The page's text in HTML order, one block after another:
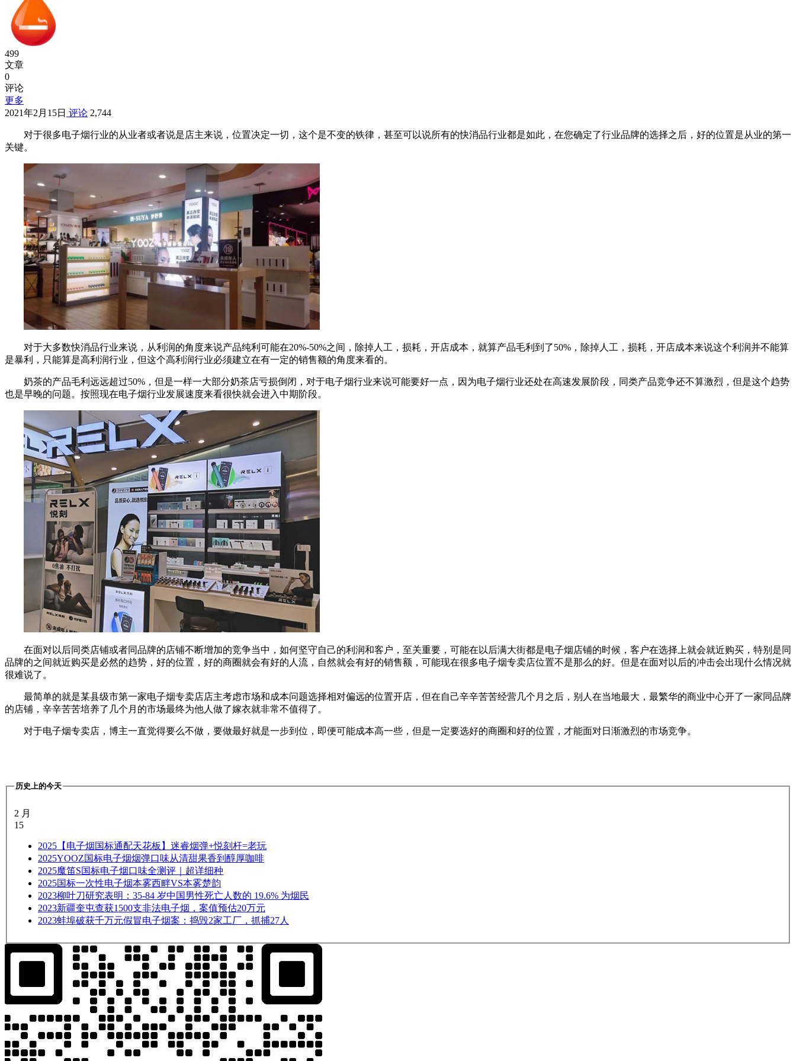
499
文章
0
评论
更多
2021年2月15日 评论 2,744
对于很多电子烟行业的从业者或者说是店主来说，位置决定一切，这个是不变的铁律，甚至可以说所有的快消品行业都是如此，在您确定了行业品牌的选择之后，好的位置是从业的第一
关键。
对于大多数快消品行业来说，从利润的角度来说产品纯利可能在20%-50%之间，除掉人工，损耗，开店成本，就算产品毛利到了50%，除掉人工，损耗，开店成本来说这个利润并不能算
是暴利，只能算是高利润行业，但这个高利润行业必须建立在有一定的销售额的角度来看的。
奶茶的产品毛利远远超过50%，但是一样一大部分奶茶店亏损倒闭，对于电子烟行业来说可能要好一点，因为电子烟行业还处在高速发展阶段，同类产品竞争还不算激烈，但是这个趋势
也是早晚的问题。按照现在电子烟行业发展速度来看很快就会进入中期阶段。
在面对以后同类店铺或者同品牌的店铺不断增加的竞争当中，如何坚守自己的利润和客户，至关重要，可能在以后满大街都是电子烟店铺的时候，客户在选择上就会就近购买，特别是同
品牌的之间就近购买是必然的趋势，好的位置，好的商圈就会有好的人流，自然就会有好的销售额，可能现在很多电子烟专卖店位置不是那么的好。但是在面对以后的冲击会出现什么情况就
很难说了。
最简单的就是某县级市第一家电子烟专卖店店主考虑市场和成本问题选择相对偏远的位置开店，但在自己辛辛苦苦经营几个月之后，别人在当地最大，最繁华的商业中心开了一家同品牌
的店铺，辛辛苦苦培养了几个月的市场最终为他人做了嫁衣就非常不值得了。
对于电子烟专卖店，博主一直觉得要么不做，要做最好就是一步到位，即便可能成本高一些，但是一定要选好的商圈和好的位置，才能面对日渐激烈的市场竞争。
历史上的今天
2 月
15
2025 【电子烟国标通配天花板】迷睿烟弹+悦刻杆=老玩
2025YOOZ国标电子烟烟弹口味从清甜果香到醇厚咖啡
2025魔笛S国标电子烟口味全测评｜超详细种
2025国标一次性电子烟本雾西畔VS本雾楚韵
2023柳叶刀研究表明：35-84 岁中国男性死亡人数的 19.6% 为烟民
2023新疆奎屯查获1500支非法电子烟，案值预估20万元
2023蚌埠破获千万元假冒电子烟案：捣毁2家工厂，抓捕27人